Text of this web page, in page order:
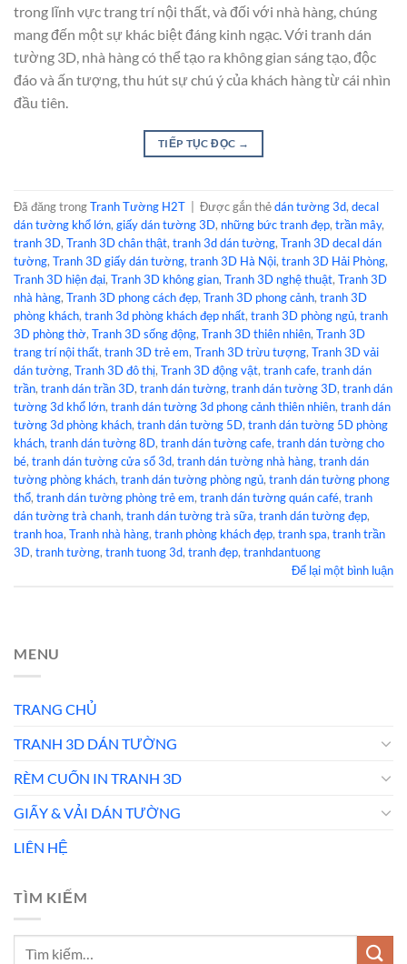
trong lĩnh vực trang trí nội thất, và đối với nhà hàng, chúng
mang đến một sự khác biệt đáng kinh ngạc. Với tranh dán
tường 3D, nhà hàng có thể tạo ra không gian sáng tạo, độc
đáo và ấn tượng, thu hút sự chú ý của khách hàng từ cái nhìn
đầu tiên.
TIẾP TỤC ĐỌC →
Đã đăng trongTranh Tường H2T | Được gắn thẻdán tường 3d, decal
dán tường khổ lớn, giấy dán tường 3D, những bức tranh đẹp, trần mây,
tranh 3D, Tranh 3D chân thật, tranh 3d dán tường, Tranh 3D decal dán
tường, Tranh 3D giấy dán tường, tranh 3D Hà Nội, tranh 3D Hải Phòng,
Tranh 3D hiện đại, Tranh 3D không gian, Tranh 3D nghệ thuật, Tranh 3D
nhà hàng, Tranh 3D phong cách đẹp, Tranh 3D phong cảnh, tranh 3D
phòng khách, tranh 3d phòng khách đẹp nhất, tranh 3D phòng ngủ, tranh
3D phòng thờ, Tranh 3D sống động, Tranh 3D thiên nhiên, Tranh 3D
trang trí nội thất, tranh 3D trẻ em, Tranh 3D trừu tượng, Tranh 3D vải
dán tường, Tranh 3D đô thị, Tranh 3D động vật, tranh cafe, tranh dán
trần, tranh dán trần 3D, tranh dán tường, tranh dán tường 3D, tranh dán
tường 3d khổ lớn, tranh dán tường 3d phong cảnh thiên nhiên, tranh dán
tường 3d phòng khách, tranh dán tường 5D, tranh dán tường 5D phòng
khách, tranh dán tường 8D, tranh dán tường cafe, tranh dán tường cho
bé, tranh dán tường cửa sổ 3d, tranh dán tường nhà hàng, tranh dán
tường phòng khách, tranh dán tường phòng ngủ, tranh dán tường phong
thổ, tranh dán tường phòng trẻ em, tranh dán tường quán café, tranh
dán tường trà chanh, tranh dán tường trà sữa, tranh dán tường đẹp,
tranh hoa, Tranh nhà hàng, tranh phòng khách đẹp, tranh spa, tranh trần
3D, tranh tường, tranh tuong 3d, tranh đẹp, tranhdantuong
Để lại một bình luận
MENU
TRANG CHỦ
TRANH 3D DÁN TƯỜNG
RÈM CUỐN IN TRANH 3D
GIẤY & VẢI DÁN TƯỜNG
LIÊN HỆ
TÌM KIẾM